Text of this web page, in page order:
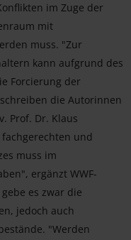
im Zuge der
mit
muss. "Zur
kann aufgrund des
Forcierung der
die Autorinnen
Prof. Dr. Klaus
und
muss im
ergänzt WWF-
es zwar die
jedoch auch
"Werden